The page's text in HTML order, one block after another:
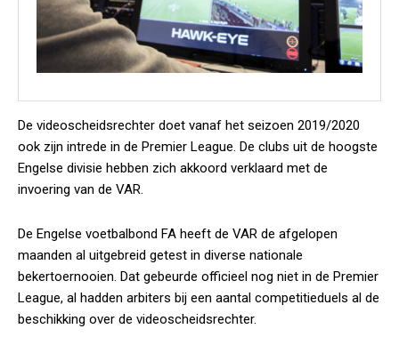
De videoscheidsrechter doet vanaf het seizoen 2019/2020
ook zijn intrede in de Premier League. De clubs uit de hoogste
Engelse divisie hebben zich akkoord verklaard met de
invoering van de VAR.
De Engelse voetbalbond FA heeft de VAR de afgelopen
maanden al uitgebreid getest in diverse nationale
bekertoernooien. Dat gebeurde officieel nog niet in de Premier
League, al hadden arbiters bij een aantal competitieduels al de
beschikking over de videoscheidsrechter.